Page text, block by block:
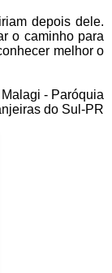
depois dele.
o caminho para
melhor o
- Paróquia
do Sul-PR